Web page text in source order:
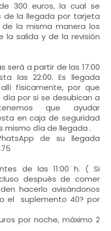
300 euros, la cual se
de la llegada por tarjeta
la misma manera los
la salida y de la revisión
será a partir de las 17:00
las 22:00. Es llegada
físicamente, por que
por si se desubican a
que ayudar
en caja de seguridad
mismo día de llegada .
de su llegada
de las 11:00 h. ( Si
después de comer
hacerlo avisándonos
el suplemento 40? por
por noche, máximo 2